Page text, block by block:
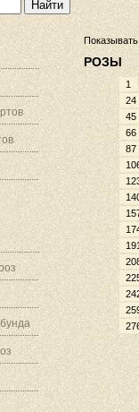
РОЗЫ
1
24
45
66
87
191